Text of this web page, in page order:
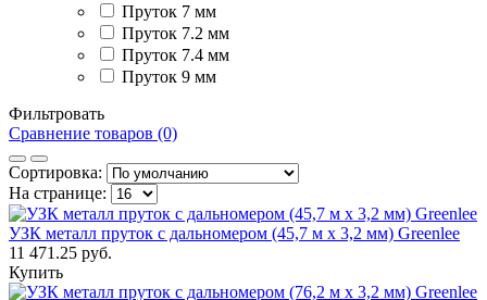
Пруток 7 мм
Пруток 7.2 мм
Пруток 7.4 мм
Пруток 9 мм
Фильтровать
Сравнение товаров (0)
Сортировка:
На странице:
УЗК металл пруток с дальномером (45,7 м х 3,2 мм) Greenlee
11 471.25 руб.
Купить